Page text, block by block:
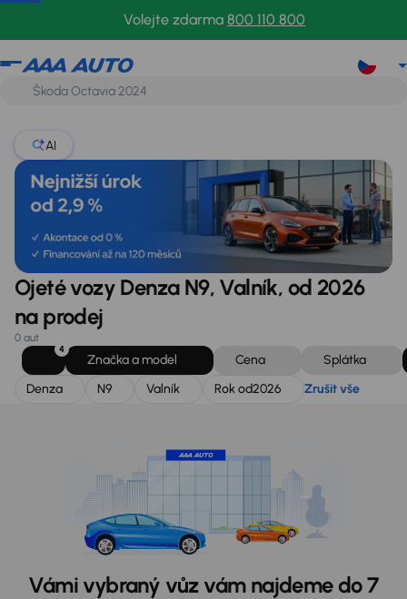
Volejte zdarma 800 110 800
Denza
AI
Ojeté vozy Denza N9, Valník, od 2026
na prodej
0 aut
4
Značka a model Cena
Splátka
Denza
N9 Valník Rok od2026 Zrušit vše
Vámi vybraný vůz vám najdeme do 7